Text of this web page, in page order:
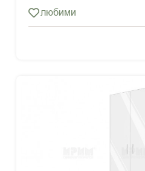
любими